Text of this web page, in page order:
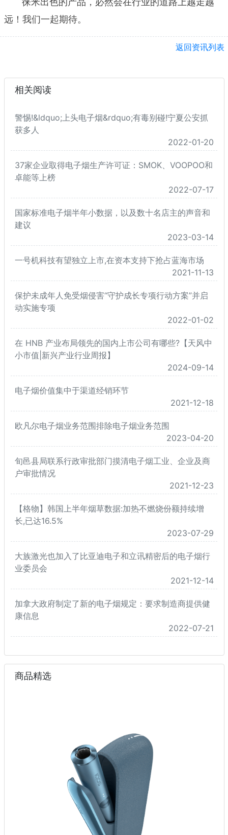
徕米出色的产品，必然会在行业的道路上越走越
远！我们一起期待。
返回资讯列表
相关阅读
警惕!&ldquo;上头电子烟&rdquo;有毒别碰!宁夏公安抓
获多人
2022-01-20
37家企业取得电子烟生产许可证：SMOK、VOOPOO和
卓能等上榜
2022-07-17
国家标准电子烟半年小数据，以及数十名店主的声音和
建议
2023-03-14
一号机科技有望独立上市,在资本支持下抢占蓝海市场
2021-11-13
保护未成年人免受烟侵害“守护成长专项行动方案”并启
动实施专项
2022-01-02
在 HNB 产业布局领先的国内上市公司有哪些?【天风中
小市值|新兴产业行业周报】
2024-09-14
电子烟价值集中于渠道经销环节
2021-12-18
欧凡尔电子烟业务范围排除电子烟业务范围
2023-04-20
旬邑县局联系行政审批部门摸清电子烟工业、企业及商
户审批情况
2021-12-23
【格物】韩国上半年烟草数据:加热不燃烧份额持续增
长,已达16.5%
2023-07-29
大族激光也加入了比亚迪电子和立讯精密后的电子烟行
业委员会
2021-12-14
加拿大政府制定了新的电子烟规定：要求制造商提供健
康信息
2022-07-21
商品精选